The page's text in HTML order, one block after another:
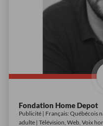
Fondation Home Depot
Publicité | Français: Québécois
adulte | Télévision, Web, Voix